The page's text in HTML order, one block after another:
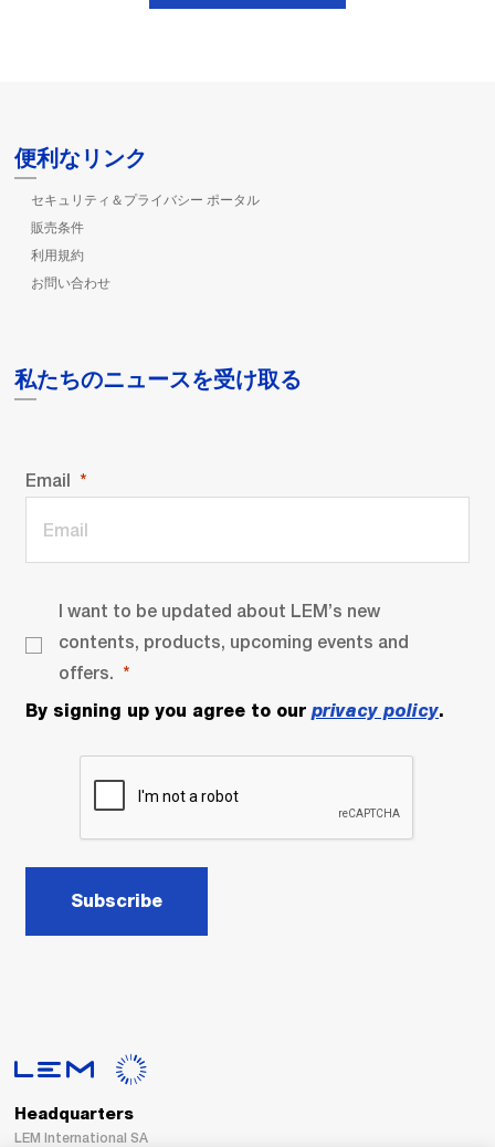
便利なリンク
セキュリティ＆プライバシー ポータル
販売条件
利用規約
お問い合わせ
私たちのニュースを受け取る
Email
I want to be updated about LEM’s new
contents, products, upcoming events and
offers.
By signing up you agree to our privacy policy.
Subscribe
Headquarters
LEM International SA